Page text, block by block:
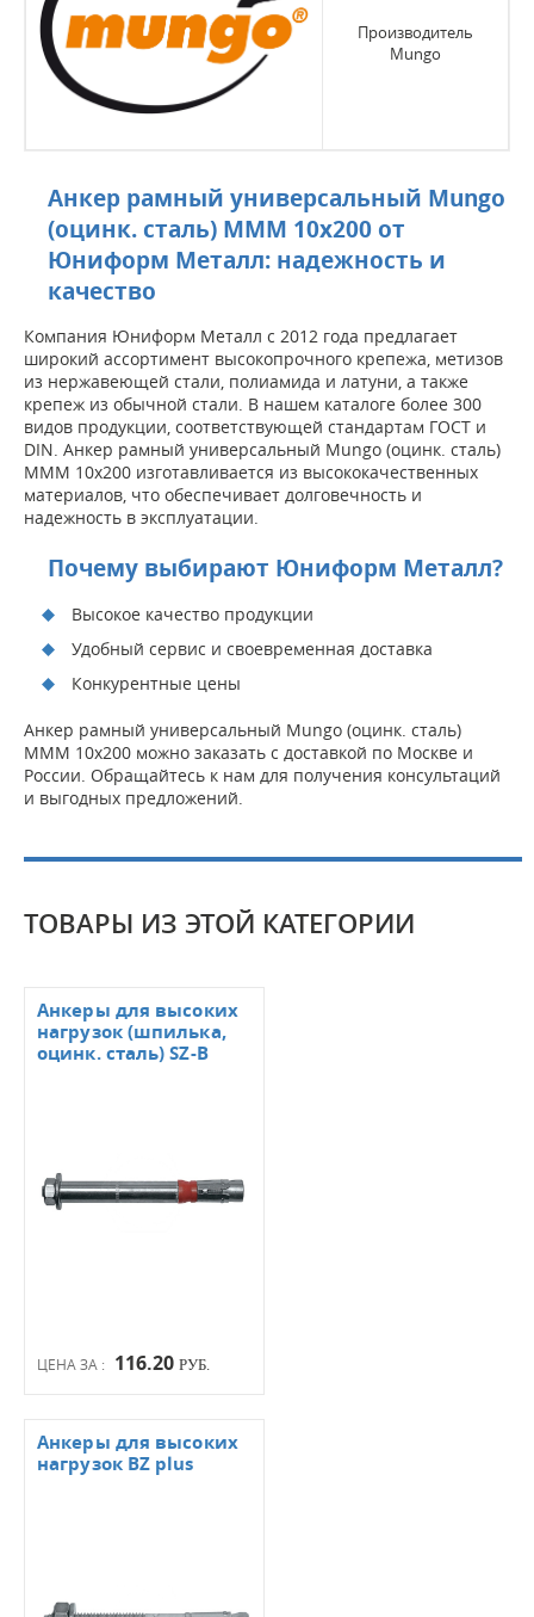
Производитель
Mungo
Анкер рамный универсальный Mungo
(оцинк. сталь) MMM 10x200 от
Юниформ Металл: надежность и
качество
Компания Юниформ Металл с 2012 года предлагает
широкий ассортимент высокопрочного крепежа, метизов
из нержавеющей стали, полиамида и латуни, а также
крепеж из обычной стали. В нашем каталоге более 300
видов продукции, соответствующей стандартам ГОСТ и
DIN. Анкер рамный универсальный Mungo (оцинк. сталь)
MMM 10x200 изготавливается из высококачественных
материалов, что обеспечивает долговечность и
надежность в эксплуатации.
Почему выбирают Юниформ Металл?
Высокое качество продукции
Удобный сервис и своевременная доставка
Конкурентные цены
Анкер рамный универсальный Mungo (оцинк. сталь)
MMM 10x200 можно заказать с доставкой по Москве и
России. Обращайтесь к нам для получения консультаций
и выгодных предложений.
ТОВАРЫ ИЗ ЭТОЙ КАТЕГОРИИ
ЦЕНА ЗА : 116.20 РУБ.
Анкеры для высоких
нагрузок (шпилька,
оцинк. сталь) SZ-В
Анкеры для высоких
нагрузок BZ plus